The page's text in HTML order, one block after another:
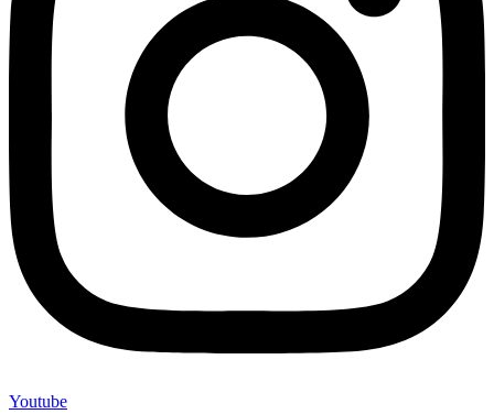
Youtube